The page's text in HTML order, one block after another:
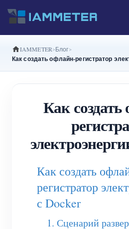
Продукты
Split-phase Wi-Fi-
Трехфазный Wi-Fi-
(WEM3080T)
Трехфазный Wi-Fi-
(WEM3046T)
Трехфазный Wi-Fi-
IAMMETER Блог
Как создать офлайн-регистратор
Как
Как создать
регистратор
с Docker
1. Сценарий